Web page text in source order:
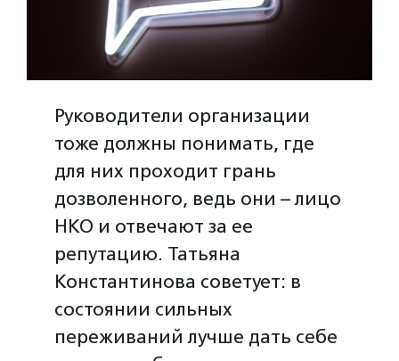
Руководители организации
тоже должны понимать, где
для них проходит грань
дозволенного, ведь они – лицо
НКО и отвечают за ее
репутацию. Татьяна
Константинова советует: в
состоянии сильных
переживаний лучше дать себе